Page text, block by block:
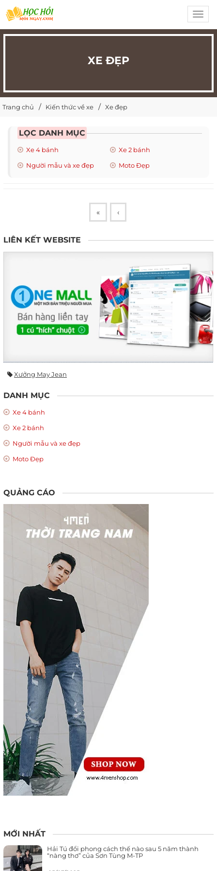
XE ĐẸP
Trang chủ Kiến thức về xe Xe đẹp
LỌC DANH MỤC
Xe 4 bánh
Xe 2 bánh
Người mẫu và xe đẹp
Moto Đẹp
« ‹
LIÊN KẾT WEBSITE
Xưởng May Jean
DANH MỤC
Xe 4 bánh
Xe 2 bánh
Người mẫu và xe đẹp
Moto Đẹp
QUẢNG CÁO
MỚI NHẤT
Hải Tú đổi phong cách thế nào sau 5 năm thành
“nàng thơ” của Sơn Tùng M-TP